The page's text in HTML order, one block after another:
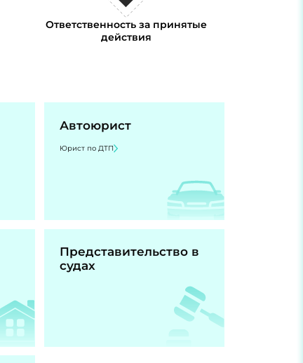
Ответственность за принятые
действия
Автоюрист
Юрист по ДТП
Представительство в
судах